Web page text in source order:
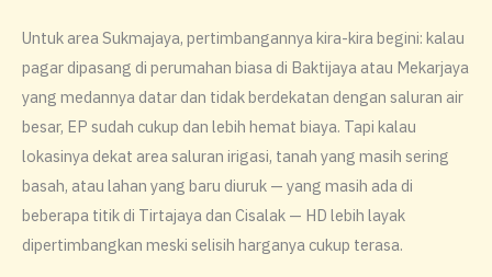
Untuk area Sukmajaya, pertimbangannya kira-kira begini: kalau
pagar dipasang di perumahan biasa di Baktijaya atau Mekarjaya
yang medannya datar dan tidak berdekatan dengan saluran air
besar, EP sudah cukup dan lebih hemat biaya. Tapi kalau
lokasinya dekat area saluran irigasi, tanah yang masih sering
basah, atau lahan yang baru diuruk — yang masih ada di
beberapa titik di Tirtajaya dan Cisalak — HD lebih layak
dipertimbangkan meski selisih harganya cukup terasa.